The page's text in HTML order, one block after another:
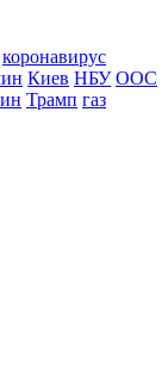
коронавирус
Киев НБУ ООС
Трамп газ